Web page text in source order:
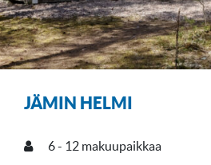
JÄMIN HELMI
6- 12 makuupaikkaa